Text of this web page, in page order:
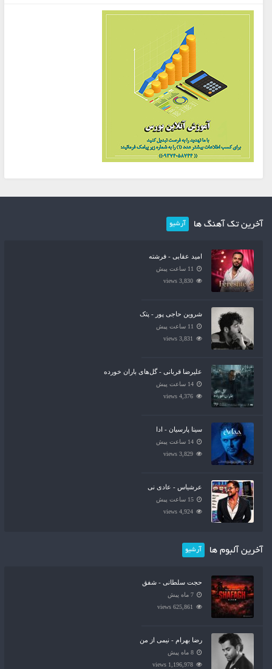
آخرین تک آهنگ ها آرشیو
امید عقابی - فرشته
11 ساعت پیش
3,830 views
شروین حاجی پور - پتک
11 ساعت پیش
3,831 views
علیرضا قربانی - گل‌های باران خورده
14 ساعت پیش
4,376 views
سینا پارسیان - ادا
14 ساعت پیش
3,829 views
عرشیاس - عادی نی
15 ساعت پیش
4,924 views
آخرین آلبوم ها آرشیو
حجت سلطانی - شفق
7 ماه پیش
625,861 views
رضا بهرام - نیمی از من
8 ماه پیش
1,196,978 views